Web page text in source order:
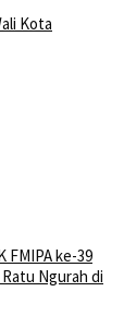
Kota
FMIPA ke-39
Ngurah di